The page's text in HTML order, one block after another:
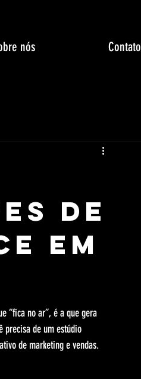
nós Contato
de
em
“fica no ar”, é a que gera
precisa de um estúdio
de marketing e vendas.